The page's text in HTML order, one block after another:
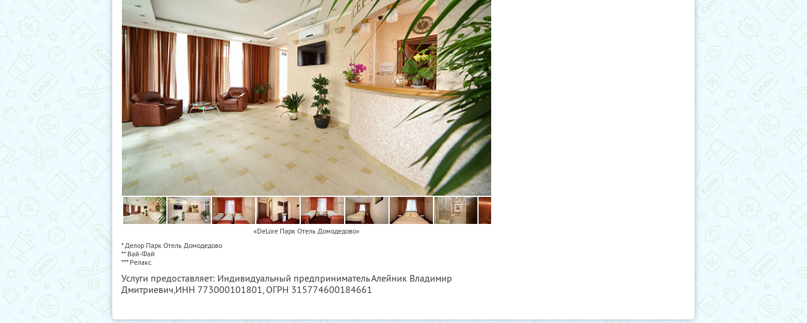
«DeLore Парк Отель Домодедово»
* Делор Парк Отель Домодедово
** Вай-Фай
*** Релакс
Услуги предоставляет: Индивидуальный предприниматель Алейник Владимир
Дмитриевич,ИНН 773000101801, ОГРН 315774600184661